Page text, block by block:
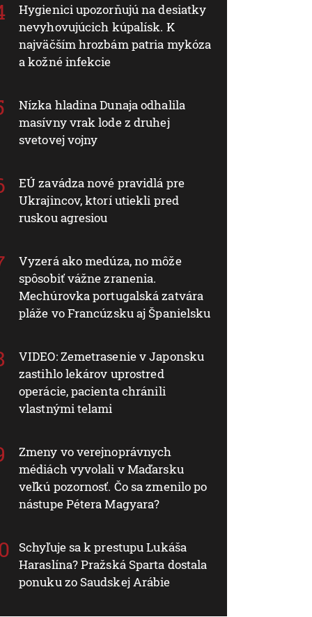
Hygienici upozorňujú na desiatky
nevyhovujúcich kúpalísk. K
najväčším hrozbám patria mykóza
a kožné infekcie
Nízka hladina Dunaja odhalila
masívny vrak lode z druhej
svetovej vojny
EÚ zavádza nové pravidlá pre
Ukrajincov, ktorí utiekli pred
ruskou agresiou
Vyzerá ako medúza, no môže
spôsobiť vážne zranenia.
Mechúrovka portugalská zatvára
pláže vo Francúzsku aj Španielsku
VIDEO: Zemetrasenie v Japonsku
zastihlo lekárov uprostred
operácie, pacienta chránili
vlastnými telami
Zmeny vo verejnoprávnych
médiách vyvolali v Maďarsku
veľkú pozornosť. Čo sa zmenilo po
nástupe Pétera Magyara?
Schyľuje sa k prestupu Lukáša
Haraslína? Pražská Sparta dostala
ponuku zo Saudskej Arábie